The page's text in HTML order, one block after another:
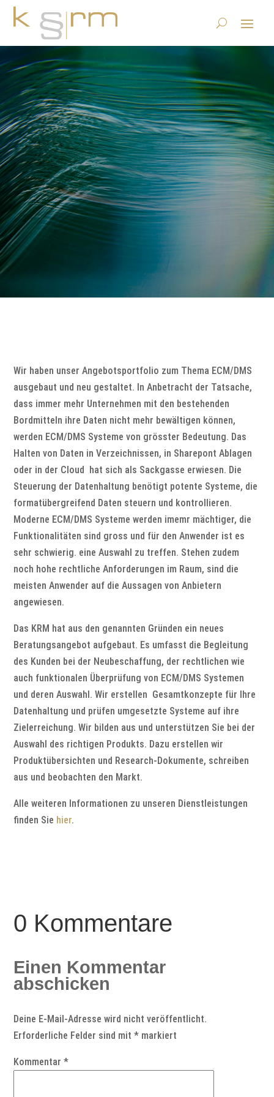
KRM Angebotsportfolio
ECM/DMS
2.10.2018|ECM, DMS und Content Services|0 Kommentare
Wir haben unser Angebotsportfolio zum Thema ECM/DMS
ausgebaut und neu gestaltet. In Anbetracht der Tatsache,
dass immer mehr Unternehmen mit den bestehenden
Bordmitteln ihre Daten nicht mehr bewältigen können,
werden ECM/DMS Systeme von grösster Bedeutung. Das
Halten von Daten in Verzeichnissen, in Sharepont Ablagen
oder in der Cloud hat sich als Sackgasse erwiesen. Die
Steuerung der Datenhaltung benötigt potente Systeme, die
formatübergreifend Daten steuern und kontrollieren.
Moderne ECM/DMS Systeme werden imemr mächtiger, die
Funktionalitäten sind gross und für den Anwender ist es
sehr schwierig. eine Auswahl zu treffen. Stehen zudem
noch hohe rechtliche Anforderungen im Raum, sind die
meisten Anwender auf die Aussagen von Anbietern
angewiesen.
Das KRM hat aus den genannten Gründen ein neues
Beratungsangebot aufgebaut. Es umfasst die Begleitung
des Kunden bei der Neubeschaffung, der rechtlichen wie
auch funktionalen Überprüfung von ECM/DMS Systemen
und deren Auswahl. Wir erstellen Gesamtkonzepte für Ihre
Datenhaltung und prüfen umgesetzte Systeme auf ihre
Zielerreichung. Wir bilden aus und unterstützen Sie bei der
Auswahl des richtigen Produkts. Dazu erstellen wir
Produktübersichten und Research-Dokumente, schreiben
aus und beobachten den Markt.
Alle weiteren Informationen zu unseren Dienstleistungen
finden Sie hier.
0 Kommentare
Einen Kommentar
abschicken
Deine E-Mail-Adresse wird nicht veröffentlicht.
Erforderliche Felder sind mit* markiert
Kommentar*